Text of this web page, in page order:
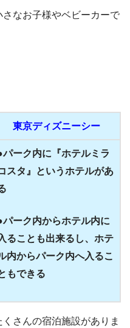
なお子様やベビーカーで
東京ディズニーシー
パーク内に『ホテルミラ
スタ』というホテルがあ
パーク内からホテル内に
ることも出来るし、 ホテ
内からパーク内へ入るこ
もできる
さんの宿泊施設がありま